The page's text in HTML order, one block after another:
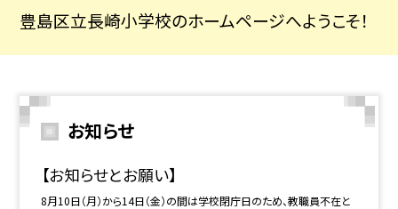
豊島区立長崎小学校のホームページへようこそ！
お知らせ
【お知らせとお願い】
8月10日（月）から14日（金）の間は学校閉庁日のため、教職員不在と